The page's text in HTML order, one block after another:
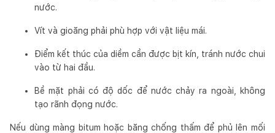
nước.
Vít và gioăng phải phù hợp với vật liệu mái.
Điểm kết thúc của diềm cần được bịt kín, tránh nước chui
vào từ hai đầu.
Bề mặt phải có độ dốc để nước chảy ra ngoài, không
tạo rãnh đọng nước.
Nếu dùng màng bitum hoặc băng chống thấm để phủ lên mối